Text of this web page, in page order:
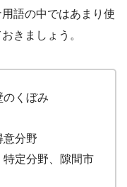
語の中ではあまり使
きましょう。
のくぼみ
意分野
特定分野、隙間市